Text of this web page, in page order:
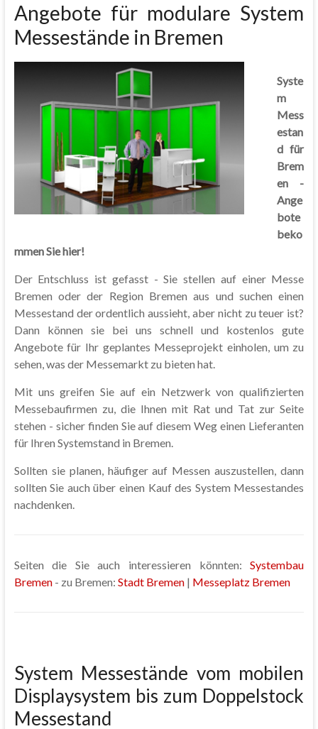
Angebote für modulare System
Messestände in Bremen
Syste
m
Mess
estan
d für
Brem
en -
Ange
bote
beko
mmen Sie hier!
Der Entschluss ist gefasst - Sie stellen auf einer Messe
Bremen oder der Region Bremen aus und suchen einen
Messestand der ordentlich aussieht, aber nicht zu teuer ist?
Dann können sie bei uns schnell und kostenlos gute
Angebote für Ihr geplantes Messeprojekt einholen, um zu
sehen, was der Messemarkt zu bieten hat.
Mit uns greifen Sie auf ein Netzwerk von qualifizierten
Messebaufirmen zu, die Ihnen mit Rat und Tat zur Seite
stehen - sicher finden Sie auf diesem Weg einen Lieferanten
für Ihren Systemstand in Bremen.
Sollten sie planen, häufiger auf Messen auszustellen, dann
sollten Sie auch über einen Kauf des System Messestandes
nachdenken.
Seiten die Sie auch interessieren könnten:Systembau
Bremen- zu Bremen: Stadt Bremen| Messeplatz Bremen
System Messestände vom mobilen
Displaysystem bis zum Doppelstock
Messestand